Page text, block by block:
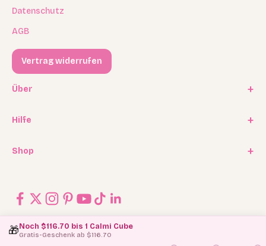
🎁Noch $116.70 bis 1 Calmi Cube
Gratis-Geschenk ab $116.70
Datenschutz
AGB
Vertrag widerrufen
Über
Experten Program
Blog
Hilfe
Kontakt
Shop
Ersatzteilservice
© 2026, Jolly Designs.